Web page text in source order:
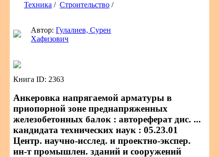
Техника / Строительство /
Автор:Гулалиев, Сурен
Хафизович
Книга ID: 2363
Анкеровка напрягаемой арматуры в
приопорной зоне преднапряженных
железобетонных балок : автореферат дис. ...
кандидата технических наук : 05.23.01
Центр. научно-исслед. и проектно-экспер.
ин-т промышлен. зданий и сооружений